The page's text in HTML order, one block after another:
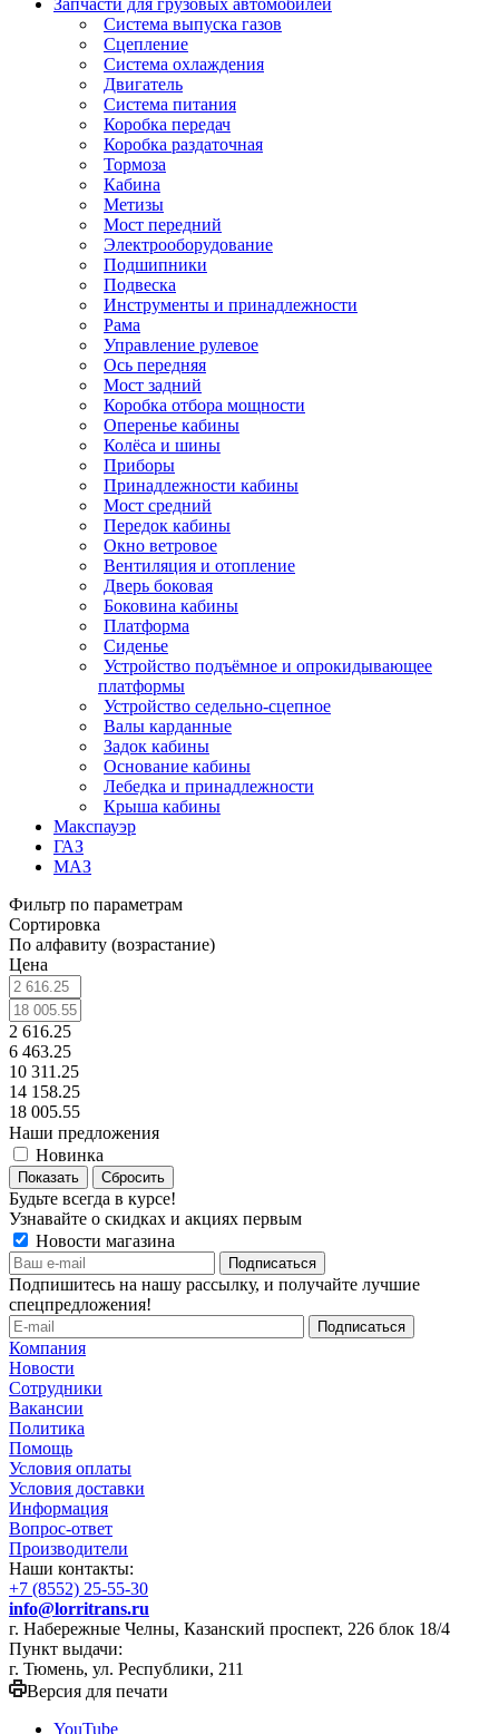
Запчасти для грузовых автомобилей
Система выпуска газов
Сцепление
Система охлаждения
Двигатель
Система питания
Коробка передач
Коробка раздаточная
Тормоза
Кабина
Метизы
Мост передний
Электрооборудование
Подшипники
Подвеска
Инструменты и принадлежности
Рама
Управление рулевое
Ось передняя
Мост задний
Коробка отбора мощности
Оперенье кабины
Колёса и шины
Приборы
Принадлежности кабины
Мост средний
Передок кабины
Окно ветровое
Вентиляция и отопление
Дверь боковая
Боковина кабины
Платформа
Сиденье
Устройство подъёмное и опрокидывающее
платформы
Устройство седельно-сцепное
Валы карданные
Задок кабины
Основание кабины
Лебедка и принадлежности
Крыша кабины
Макспауэр
ГАЗ
МАЗ
Фильтр по параметрам
Сортировка
По алфавиту (возрастание)
Цена
2 616.25
6 463.25
10 311.25
14 158.25
18 005.55
Наши предложения
Новинка
Сбросить
Будьте всегда в курсе!
Узнавайте о скидках и акциях первым
Новости магазина
Подпишитесь на нашу рассылку, и получайте лучшие
спецпредложения!
Компания
Новости
Сотрудники
Вакансии
Политика
Помощь
Условия оплаты
Условия доставки
Информация
Вопрос-ответ
Производители
Наши контакты:
+7 (8552) 25-55-30
info@lorritrans.ru
г. Набережные Челны, Казанский проспект, 226 блок 18/4
Пункт выдачи:
г. Тюмень, ул. Республики, 211
Версия для печати
YouTube